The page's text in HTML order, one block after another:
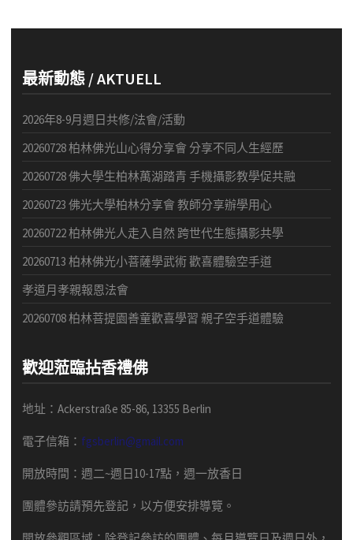
最新動態 / AKTUELL
2026年8-9月週日共修/法會/活動
20260728 柏林佛光山心得分享會 分享不同人生經歷
20260728 佛大學生柏林萬湖踏青 手機攝影教學促共融
20260723 佛光大學柏林分享會 教師分享辦學用心
20260722 柏林佛光人走入自然 跨世代生態攝影共學
20260713 柏林佛光小菩薩學武術 歡喜體驗空手道
孝道月孝親報恩法會
20260708 柏林菩提園善童歡喜學習 親子空手道體驗
歡迎蒞臨拈香禮佛
地址：Ackerstraße 85-86, 13355 Berlin
電子信箱： fgsberlin@gmail.com
開放時間 ： 週二~週日10-17點， 週一放香日
團體參訪請預先登記，以方便安排導覽 。